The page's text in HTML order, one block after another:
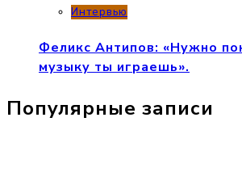
Интервью
Феликс Антипов: «Нужно
музыку ты играешь».
Популярные записи